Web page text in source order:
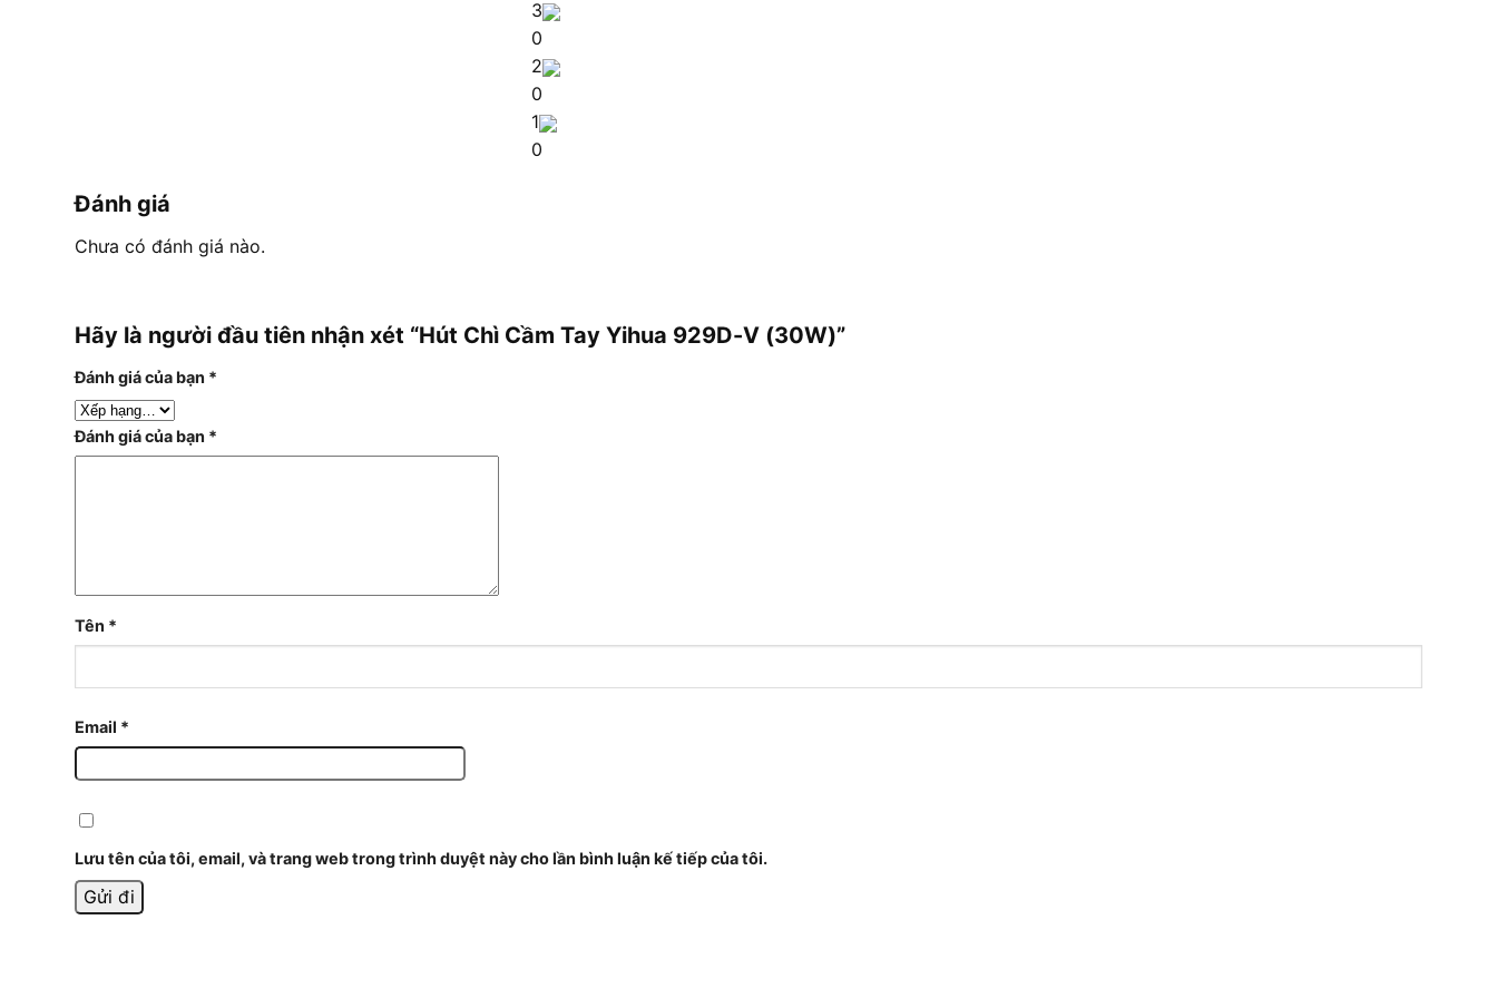
3
0
2
0
1
0
Đánh giá
Chưa có đánh giá nào.
Hãy là người đầu tiên nhận xét “Hút Chì Cầm Tay Yihua 929D-V (30W)”
Đánh giá của bạn *
Đánh giá của bạn *
Tên *
Email *
Lưu tên của tôi, email, và trang web trong trình duyệt này cho lần bình luận kế tiếp của tôi.